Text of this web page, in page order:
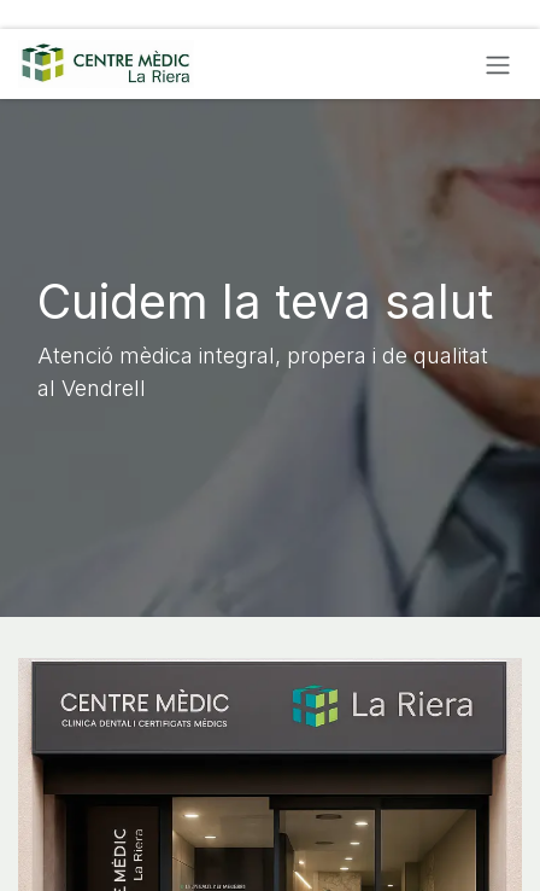
Skip to Content
Cuidem la teva salut
Atenció mèdica integral, propera i de qualitat
al Vendrell